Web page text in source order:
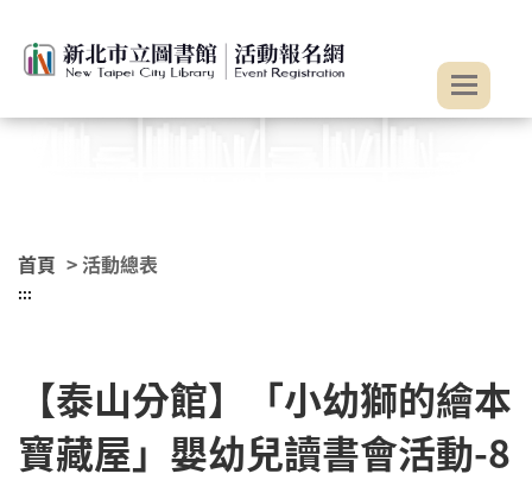
首頁 > 活動總表
:::
【泰山分館】「小幼獅的繪本
寶藏屋」嬰幼兒讀書會活動-8